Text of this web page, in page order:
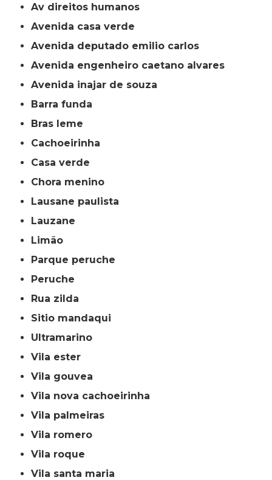
av direitos humanos
avenida casa verde
avenida deputado emilio carlos
avenida engenheiro caetano alvares
avenida inajar de souza
barra funda
bras leme
cachoeirinha
casa verde
chora menino
lausane paulista
lauzane
limão
parque peruche
peruche
rua zilda
sitio mandaqui
ultramarino
vila ester
vila gouvea
vila nova cachoeirinha
vila palmeiras
vila romero
vila roque
vila santa maria